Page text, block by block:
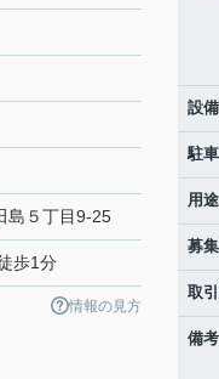
島 ５丁目9-25
歩1分
情報の見方
設
駐
用
募
取
備考